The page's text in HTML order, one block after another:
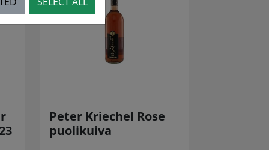
Peter Kriechel Rose
puolikuiva